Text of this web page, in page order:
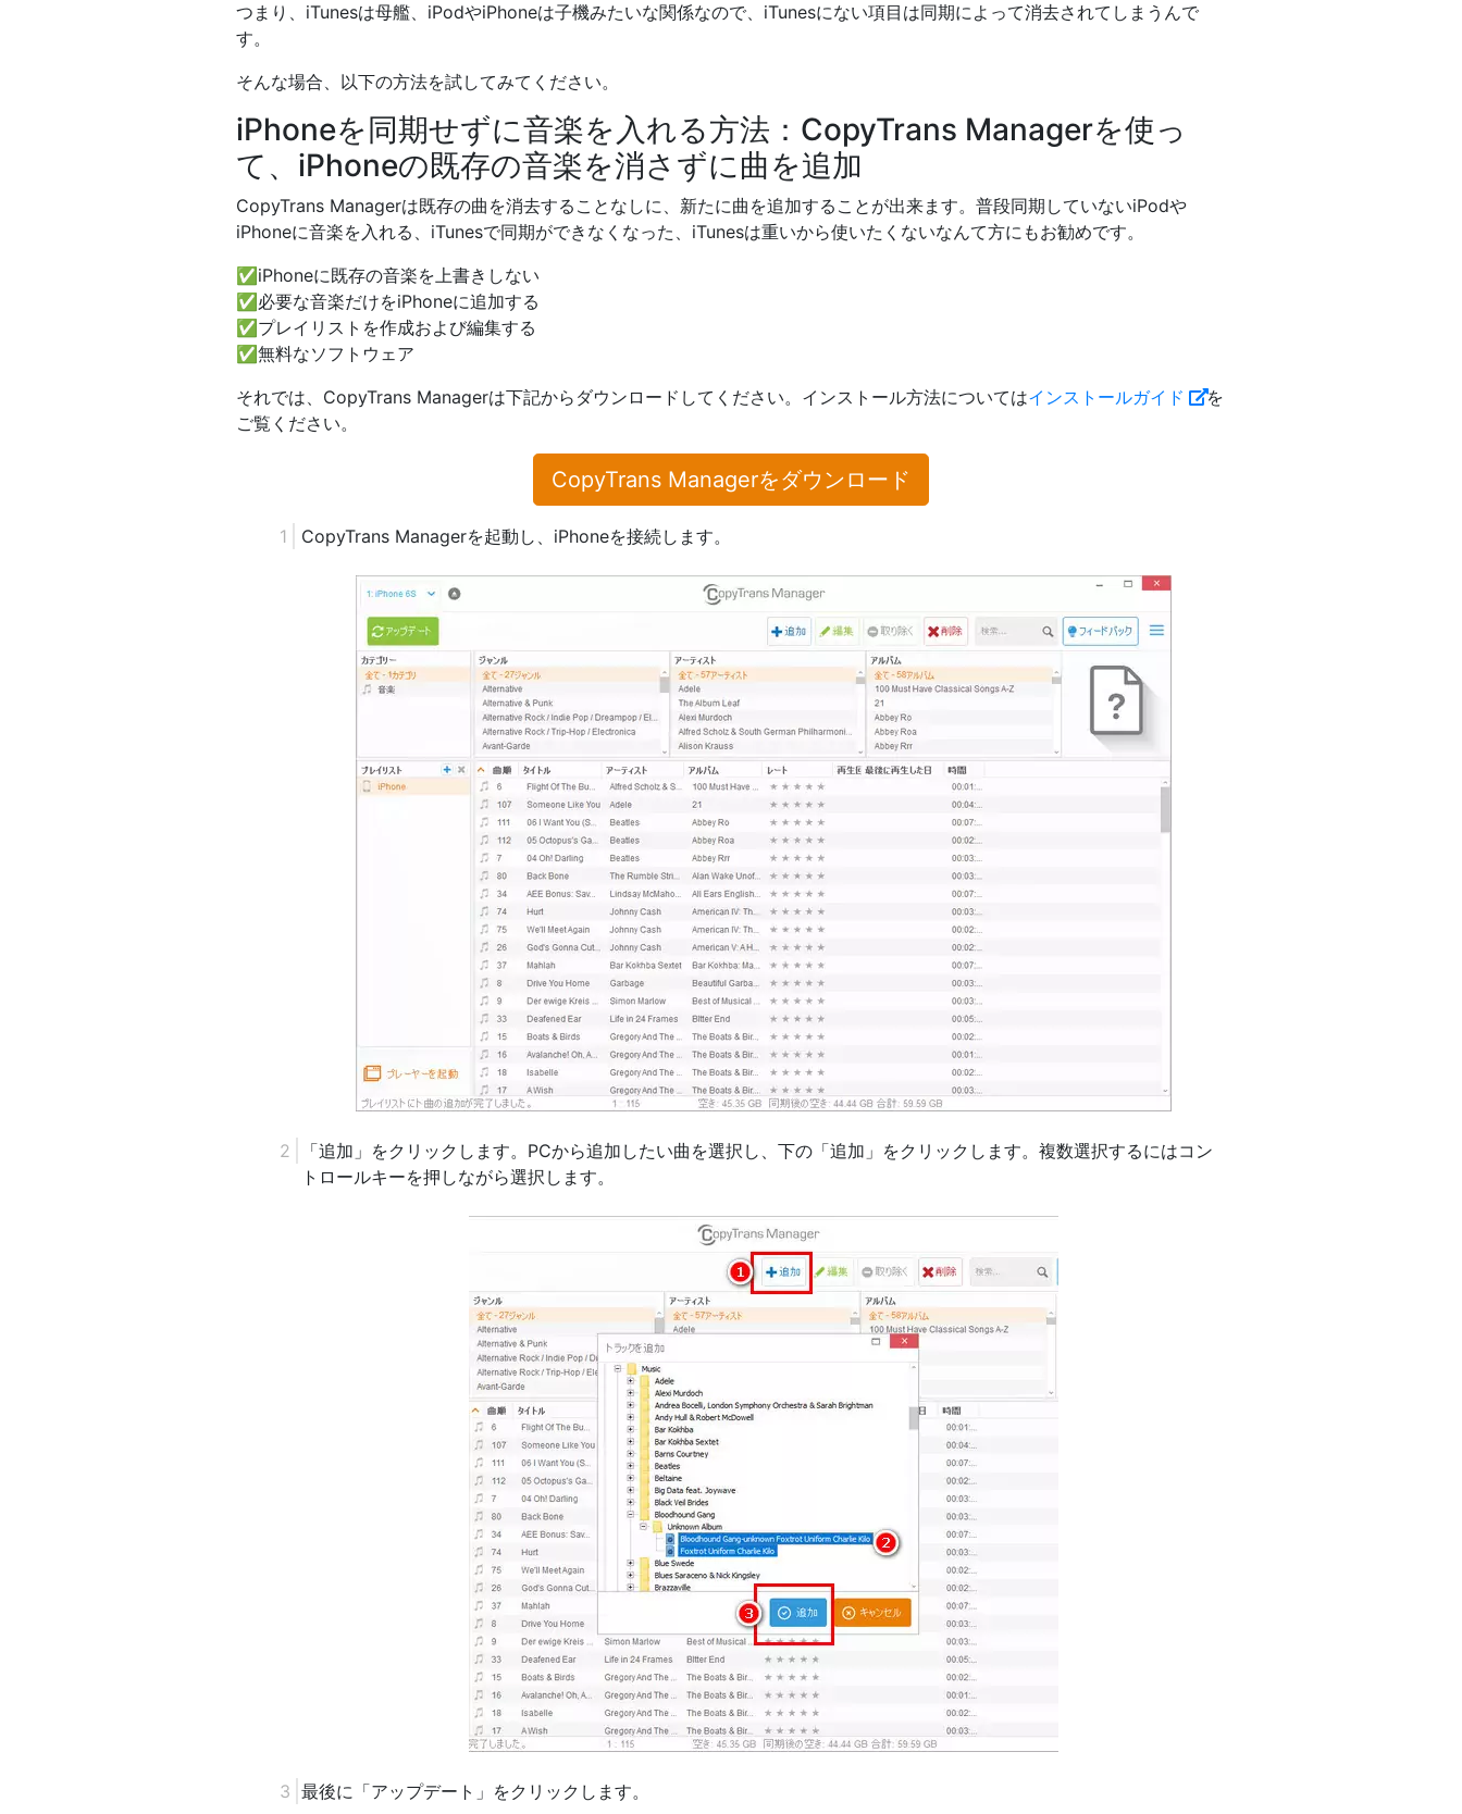
つまり、iTunesは母艦、iPodやiPhoneは子機みたいな関係なので、iTunesにない項目は同期によって消去されてしまうんで
す。
そんな場合、以下の方法を試してみてください。
iPhoneを同期せずに音楽を入れる方法：CopyTrans Managerを使っ
て、iPhoneの既存の音楽を消さずに曲を追加
CopyTrans Managerは既存の曲を消去することなしに、新たに曲を追加することが出来ます。普段同期していないiPodや
iPhoneに音楽を入れる、iTunesで同期ができなくなった、iTunesは重いから使いたくないなんて方にもお勧めです。
✅iPhoneに既存の音楽を上書きしない
✅必要な音楽だけをiPhoneに追加する
✅プレイリストを作成および編集する
✅無料なソフトウェア
それでは、CopyTrans Managerは下記からダウンロードしてください。インストール方法についてはインストールガイド
を
ご覧ください。
CopyTrans Managerをダウンロード
CopyTrans Managerを起動し、iPhoneを接続します。
「追加」をクリックします。PCから追加したい曲を選択し、下の「追加」をクリックします。複数選択するにはコン
トロールキーを押しながら選択します。
最後に「アップデート」をクリックします。